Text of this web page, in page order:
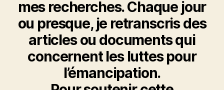
mes recherches. Chaque jour
ou presque, je retranscris des
articles ou documents qui
concernent les luttes pour
l’émancipation.